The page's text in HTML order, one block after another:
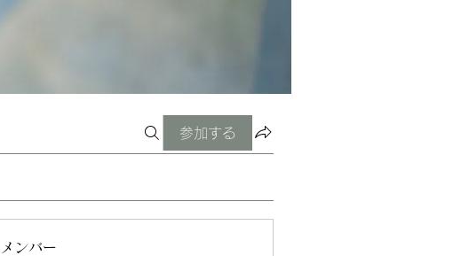
参加する
メンバー